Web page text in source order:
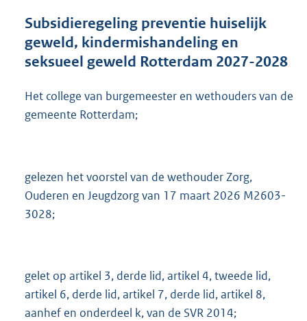
r
o
t
b
Subsidieregeling preventie huiselijk
geweld, kindermishandeling en
seksueel geweld Rotterdam 2027-2028
Het college van burgemeester en wethouders van de
gemeente Rotterdam;
gelezen het voorstel van de wethouder Zorg,
Ouderen en Jeugdzorg van 17 maart 2026 M2603-
3028;
gelet op artikel 3, derde lid, artikel 4, tweede lid,
artikel 6, derde lid, artikel 7, derde lid, artikel 8,
aanhef en onderdeel k, van de SVR 2014;